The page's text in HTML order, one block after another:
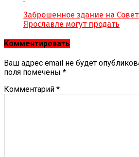
Заброшенное здание на
Ярославле могут продать
Комментировать
Ваш адрес email не будет
поля помечены *
Комментарий *